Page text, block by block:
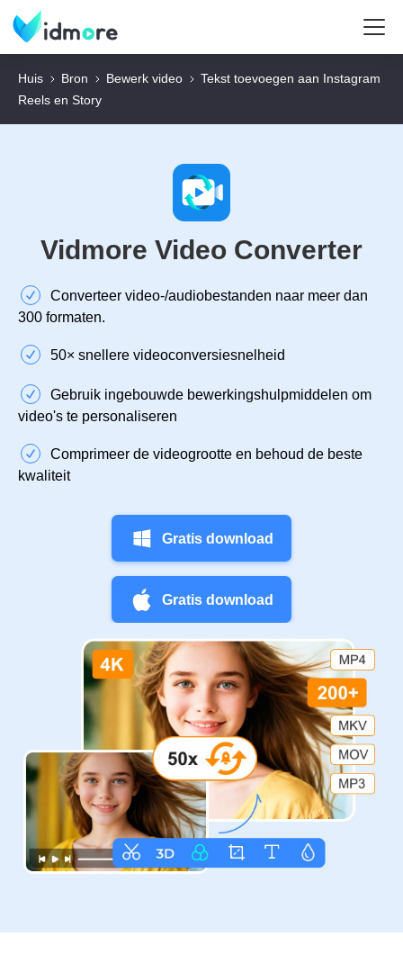
Huis Bron Bewerk video
Tekst toevoegen aan Instagram
Reels en Story
Vidmore Video Converter
Converteer video-/audiobestanden naar meer dan
300 formaten.
50× snellere videoconversiesnelheid
Gebruik ingebouwde bewerkingshulpmiddelen om
video's te personaliseren
Comprimeer de videogrootte en behoud de beste
kwaliteit
Gratis download
Gratis download